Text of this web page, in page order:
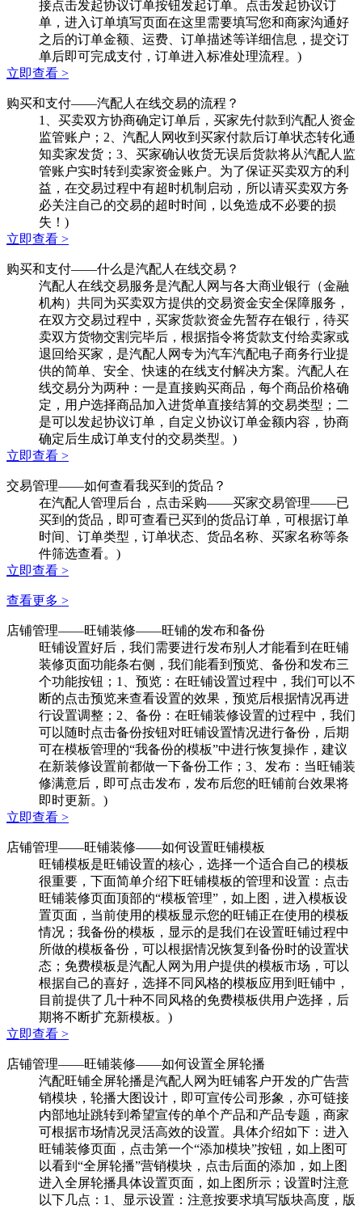
接点击发起协议订单按钮发起订单。点击发起协议订
单，进入订单填写页面在这里需要填写您和商家沟通好
之后的订单金额、运费、订单描述等详细信息，提交订
单后即可完成支付，订单进入标准处理流程。)
立即查看 >
购买和支付——汽配人在线交易的流程？
1、买卖双方协商确定订单后，买家先付款到汽配人资金
监管账户；2、汽配人网收到买家付款后订单状态转化通
知卖家发货；3、买家确认收货无误后货款将从汽配人监
管账户实时转到卖家资金账户。为了保证买卖双方的利
益，在交易过程中有超时机制启动，所以请买卖双方务
必关注自己的交易的超时时间，以免造成不必要的损
失！)
立即查看 >
购买和支付——什么是汽配人在线交易？
汽配人在线交易服务是汽配人网与各大商业银行（金融
机构）共同为买卖双方提供的交易资金安全保障服务，
在双方交易过程中，买家货款资金先暂存在银行，待买
卖双方货物交割完毕后，根据指令将货款支付给卖家或
退回给买家，是汽配人网专为汽车汽配电子商务行业提
供的简单、安全、快速的在线支付解决方案。汽配人在
线交易分为两种：一是直接购买商品，每个商品价格确
定，用户选择商品加入进货单直接结算的交易类型；二
是可以发起协议订单，自定义协议订单金额内容，协商
确定后生成订单支付的交易类型。)
立即查看 >
交易管理——如何查看我买到的货品？
在汽配人管理后台，点击采购——买家交易管理——已
买到的货品，即可查看已买到的货品订单，可根据订单
时间、订单类型，订单状态、货品名称、买家名称等条
件筛选查看。)
立即查看 >
查看更多 >
店铺管理——旺铺装修——旺铺的发布和备份
旺铺设置好后，我们需要进行发布别人才能看到在旺铺
装修页面功能条右侧，我们能看到预览、备份和发布三
个功能按钮；1、预览：在旺铺设置过程中，我们可以不
断的点击预览来查看设置的效果，预览后根据情况再进
行设置调整；2、备份：在旺铺装修设置的过程中，我们
可以随时点击备份按钮对旺铺设置情况进行备份，后期
可在模板管理的“我备份的模板”中进行恢复操作，建议
在新装修设置前都做一下备份工作；3、发布：当旺铺装
修满意后，即可点击发布，发布后您的旺铺前台效果将
即时更新。)
立即查看 >
店铺管理——旺铺装修——如何设置旺铺模板
旺铺模板是旺铺设置的核心，选择一个适合自己的模板
很重要，下面简单介绍下旺铺模板的管理和设置：点击
旺铺装修页面顶部的“模板管理”，如上图，进入模板设
置页面，当前使用的模板显示您的旺铺正在使用的模板
情况；我备份的模板，显示的是我们在设置旺铺过程中
所做的模板备份，可以根据情况恢复到备份时的设置状
态；免费模板是汽配人网为用户提供的模板市场，可以
根据自己的喜好，选择不同风格的模板应用到旺铺中，
目前提供了几十种不同风格的免费模板供用户选择，后
期将不断扩充新模板。)
立即查看 >
店铺管理——旺铺装修——如何设置全屏轮播
汽配旺铺全屏轮播是汽配人网为旺铺客户开发的广告营
销模块，轮播大图设计，即可宣传公司形象，亦可链接
内部地址跳转到希望宣传的单个产品和产品专题，商家
可根据市场情况灵活高效的设置。具体介绍如下：进入
旺铺装修页面，点击第一个“添加模块”按钮，如上图可
以看到“全屏轮播”营销模块，点击后面的添加，如上图
进入全屏轮播具体设置页面，如上图所示；设置时注意
以下几点：1、显示设置：注意按要求填写版块高度，版